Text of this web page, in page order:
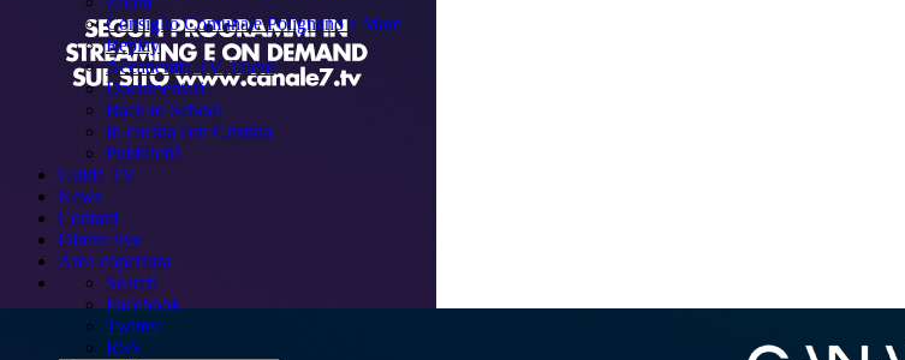
Consiglio Comunale Polignano a Mare
Replay
Accademia TV Talent
Documentari
Back to School
In cucina con Cristina
Pubblicità
Guida TV
News
Contatti
Dirette live
Area copertura
Search
Facebook
Twitter
RSS